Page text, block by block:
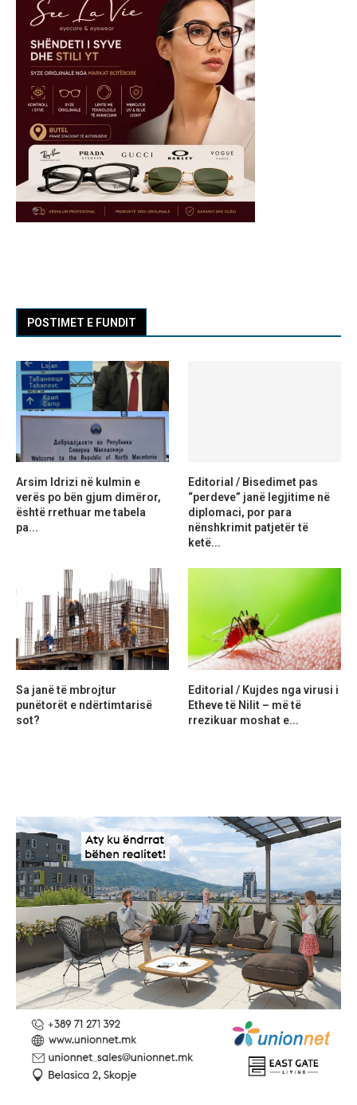
POSTIMET E FUNDIT
Arsim Idrizi në kulmin e
verës po bën gjum dimëror,
është rrethuar me tabela
pa...
Editorial / Bisedimet pas
“perdeve” janë legjitime në
diplomaci, por para
nënshkrimit patjetër të
ketë...
Sa janë të mbrojtur
punëtorët e ndërtimtarisë
sot?
Editorial / Kujdes nga virusi i
Etheve të Nilit – më të
rrezikuar moshat e...